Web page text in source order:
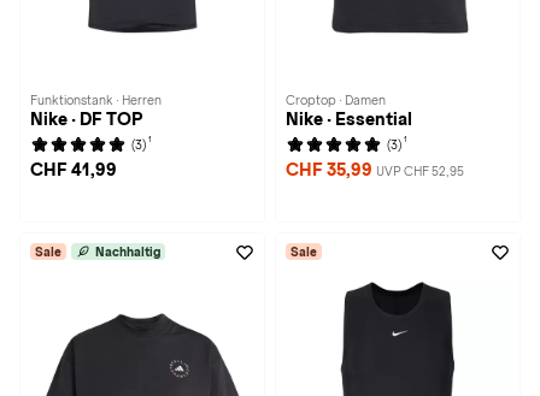
Funktionstank · Herren
Nike · DF TOP
(3) 1
CHF 41,99
Croptop · Damen
Nike · Essential
(3) 1
CHF 35,99 UVP CHF 52,95
Sale Nachhaltig Sale